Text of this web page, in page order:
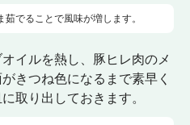
でることで風味が増します。
イルを熱し、豚ヒレ肉のメ
きつね色になるまで素早く
取り出しておきます。